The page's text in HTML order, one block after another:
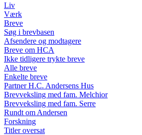
Liv
Værk
Breve
Søg i brevbasen
Afsendere og modtagere
Breve om HCA
Ikke tidligere trykte breve
Alle breve
Enkelte breve
Partner H.C. Andersens Hus
Brevveksling med fam. Melchior
Brevveksling med fam. Serre
Rundt om Andersen
Forskning
Titler oversat